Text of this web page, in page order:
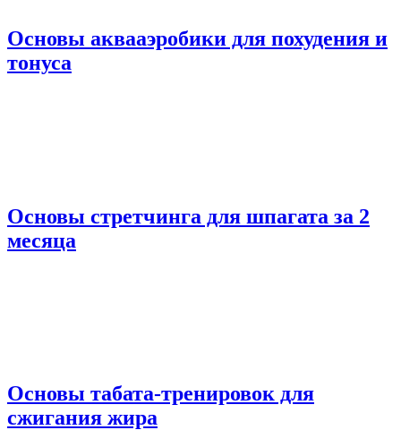
Основы аквааэробики для похудения и
тонуса
Основы стретчинга для шпагата за 2
месяца
Основы табата-тренировок для
сжигания жира